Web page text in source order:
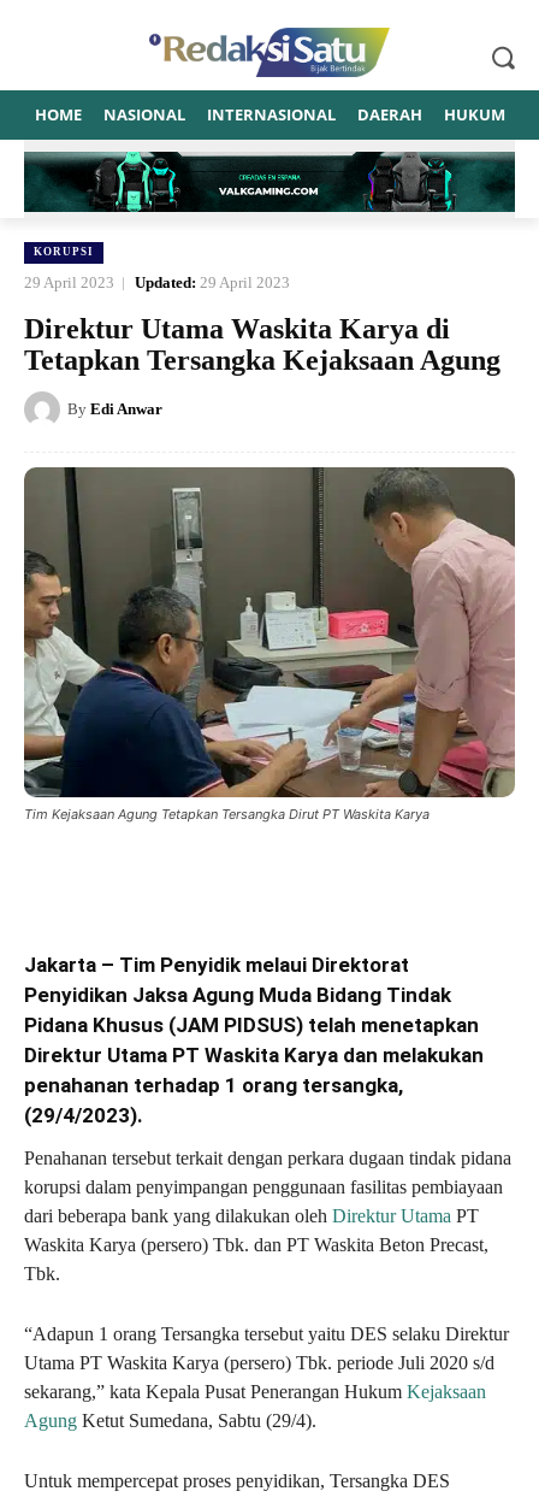
HOME NASIONAL INTERNASIONAL DAERAH HUKUM
KORUPSI
29 April 2023 Updated: 29 April 2023
Direktur Utama Waskita Karya di
Tetapkan Tersangka Kejaksaan Agung
By Edi Anwar
Tim Kejaksaan Agung Tetapkan Tersangka Dirut PT Waskita Karya
Jakarta – Tim Penyidik melaui Direktorat
Penyidikan Jaksa Agung Muda Bidang Tindak
Pidana Khusus (JAM PIDSUS) telah menetapkan
Direktur Utama PT Waskita Karya dan melakukan
penahanan terhadap 1 orang tersangka,
(29/4/2023).
Penahanan tersebut terkait dengan perkara dugaan tindak pidana
korupsi dalam penyimpangan penggunaan fasilitas pembiayaan
dari beberapa bank yang dilakukan oleh Direktur Utama PT
Waskita Karya (persero) Tbk. dan PT Waskita Beton Precast,
Tbk.
“Adapun 1 orang Tersangka tersebut yaitu DES selaku Direktur
Utama PT Waskita Karya (persero) Tbk. periode Juli 2020 s/d
sekarang,” kata Kepala Pusat Penerangan Hukum Kejaksaan
Agung Ketut Sumedana, Sabtu (29/4).
Untuk mempercepat proses penyidikan, Tersangka DES